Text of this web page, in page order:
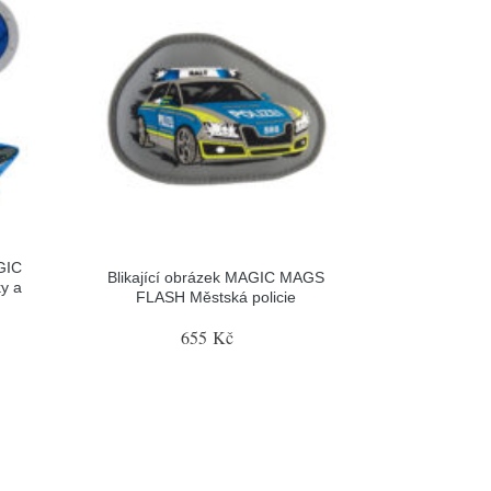
a
Blikající obrázek MAGIC MAGS
FLASH Městská policie
655 Kč